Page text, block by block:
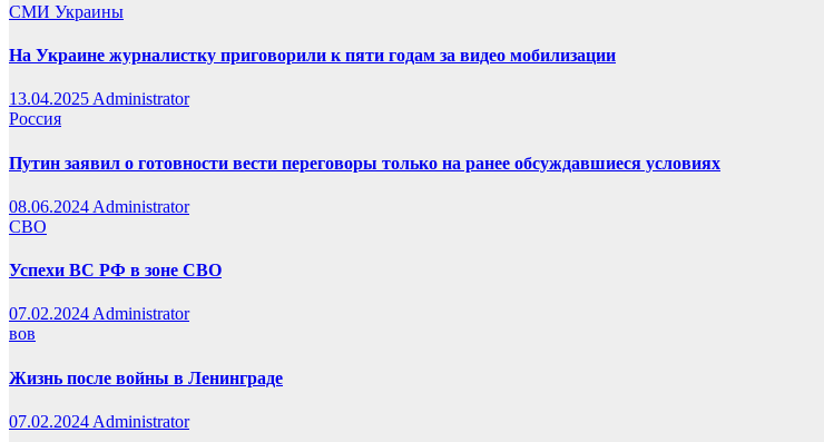
СМИ Украины
На Украине журналистку приговорили к пяти годам за видео мобилизации
13.04.2025 Administrator
Россия
Путин заявил о готовности вести переговоры только на ранее обсуждавшиеся условиях
08.06.2024 Administrator
СВО
Успехи ВС РФ в зоне СВО
07.02.2024 Administrator
вов
Жизнь после войны в Ленинграде
07.02.2024 Administrator